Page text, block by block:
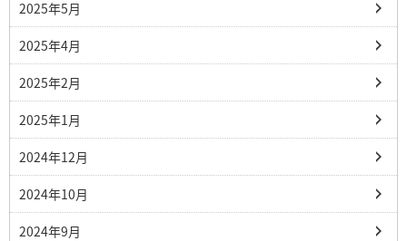
2025年5月
2025年4月
2025年2月
2025年1月
2024年12月
2024年10月
2024年9月